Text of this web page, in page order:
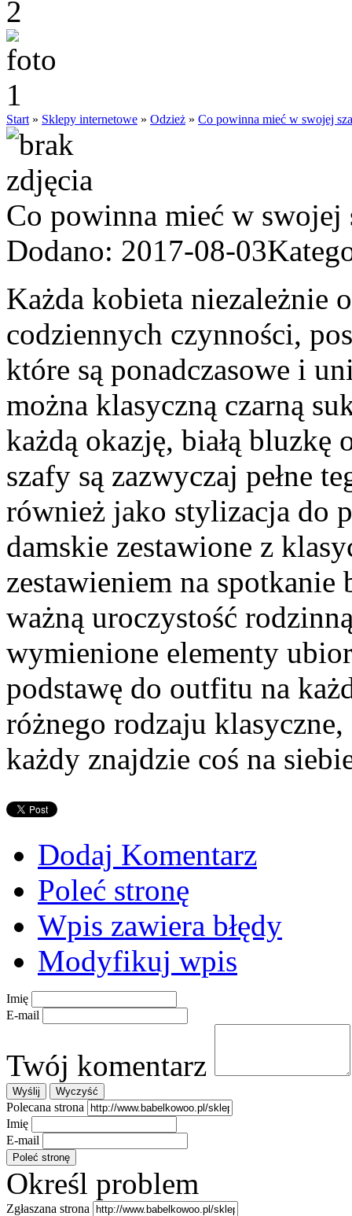
Start » Sklepy internetowe » Odzież » Co powinna mieć w swojej
Co powinna mieć w swojej
Dodano: 2017-08-03
Każda kobieta niezależnie
codziennych czynności,
które są ponadczasowe i
można klasyczną czarną
każdą okazję, białą bluzkę
szafy są zazwyczaj pełne
również jako stylizacja do
damskie zestawione z
zestawieniem na
ważną uroczystość
wymienione elementy
podstawę do outfitu na
różnego rodzaju
każdy znajdzie coś na
Dodaj Komentarz
Poleć stronę
Wpis zawiera błędy
Modyfikuj wpis
Imię
E-mail
Twój komentarz
Polecana strona
Imię
E-mail
Określ problem
Zgłaszana strona